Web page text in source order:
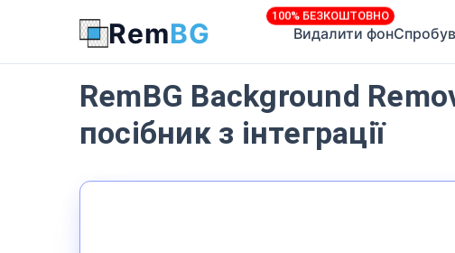
RemBG Видалити фон
100% БЕЗКОШТОВНО
RemBG Background
посібник з інтеграції